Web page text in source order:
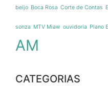
beijo Boca Rosa Corte de Contas
sonza MTV Miaw ouvidoria Plano
AM
CATEGORIAS